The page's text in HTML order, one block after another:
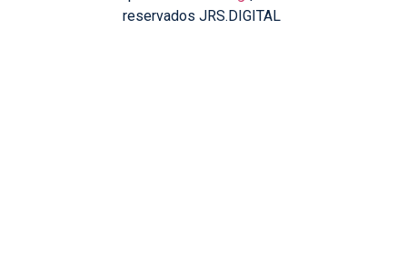
reservados JRS.DIGITAL